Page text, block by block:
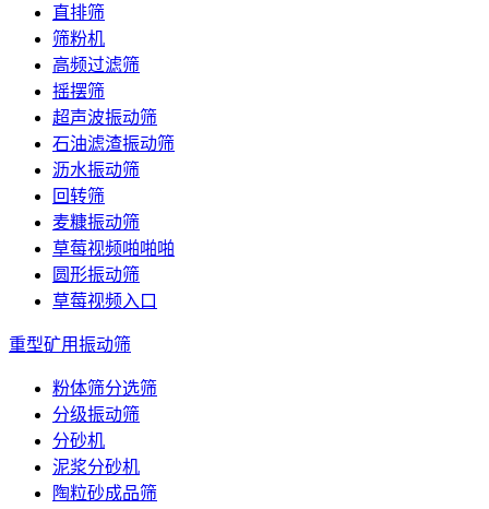
直排筛
筛粉机
高频过滤筛
摇摆筛
超声波振动筛
石油滤渣振动筛
沥水振动筛
回转筛
麦糠振动筛
草莓视频啪啪啪
圆形振动筛
草莓视频入口
重型矿用振动筛
粉体筛分选筛
分级振动筛
分砂机
泥浆分砂机
陶粒砂成品筛